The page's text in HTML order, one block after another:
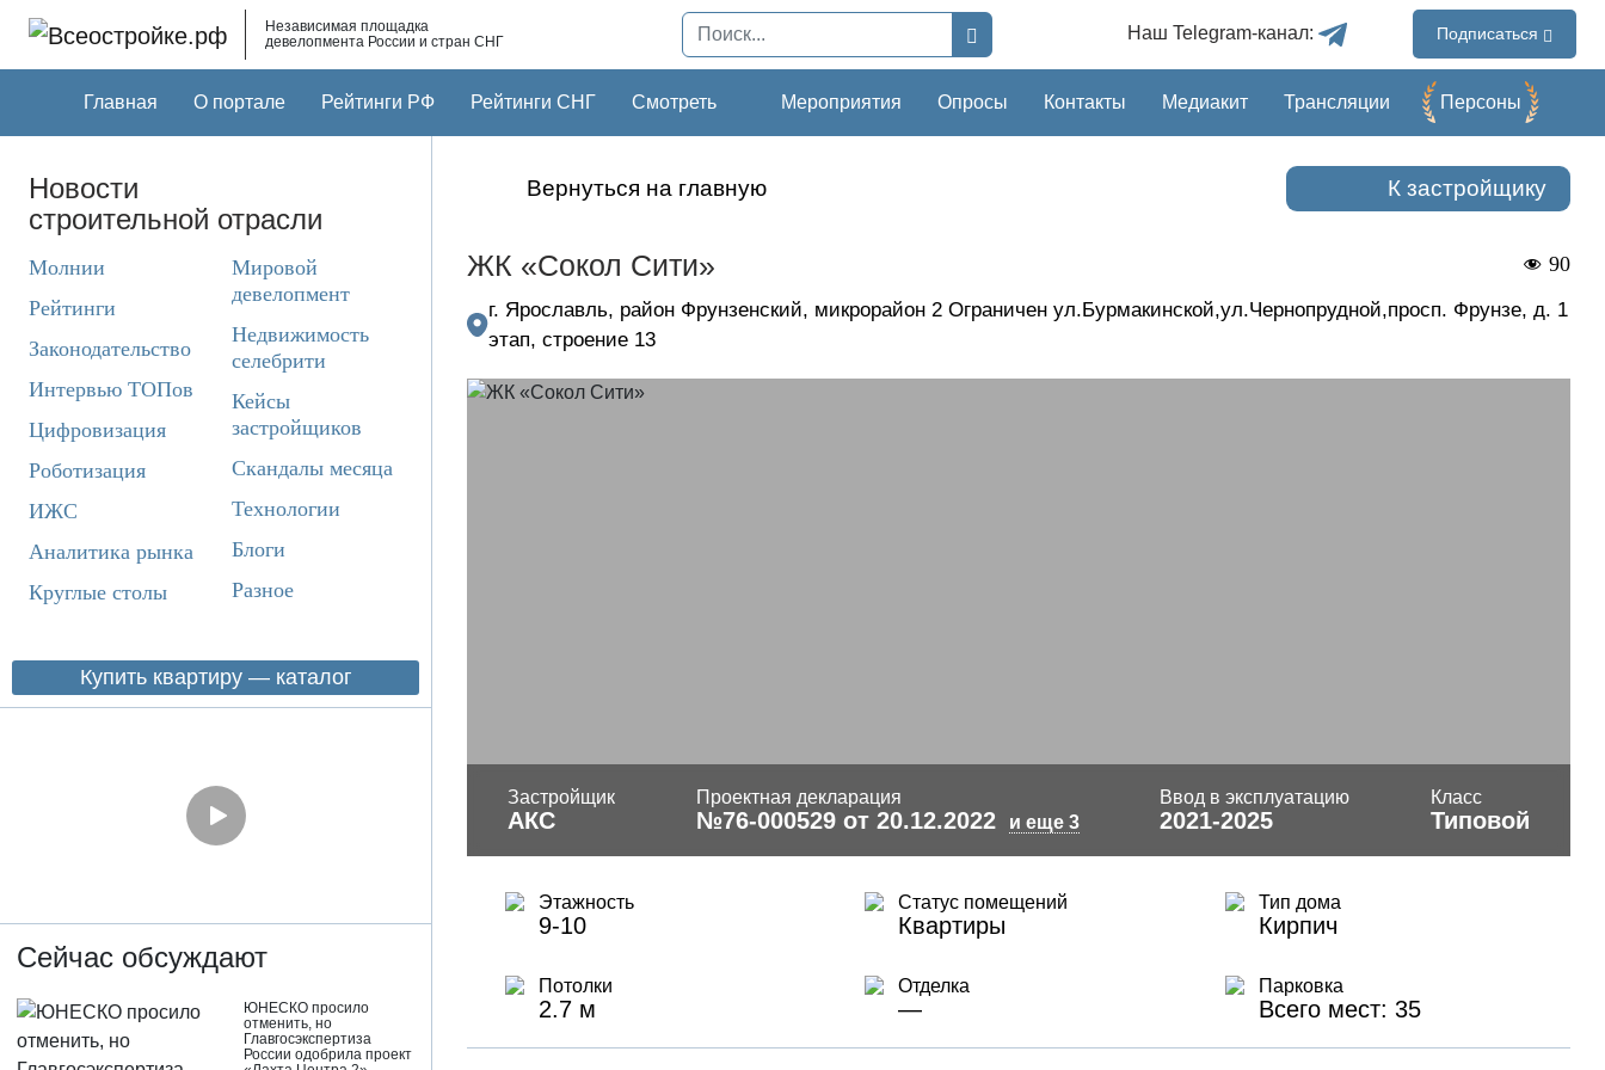
Независимая площадка
девелопмента России и стран СНГ
Наш Telegram-канал: Подписаться
Главная О портале Рейтинги РФ Рейтинги СНГ Смотреть Мероприятия Опросы Контакты Медиакит Трансляции Перcоны
Новости
строительной отрасли
Молнии
Рейтинги
Законодательство
Интервью ТОПов
Цифровизация
Роботизация
ИЖС
Аналитика рынка
Круглые столы
Мировой
девелопмент
Недвижимость
селебрити
Кейсы
застройщиков
Скандалы месяца
Технологии
Блоги
Разное
Купить квартиру — каталог
Сейчас обсуждают
ЮНЕСКО просило
отменить, но
Главгосэкспертиза
России одобрила проект
Вернуться на главную К застройщику
ЖК «Сокол Сити» 90
г. Ярославль, район Фрунзенский, микрорайон 2 Ограничен ул.Бурмакинской,ул.Чернопрудной,просп. Фрунзе, д. 1
этап, строение 13
Застройщик
АКС
Проектная декларация
№76-000529 от 20.12.2022 и еще 3
Ввод в эксплуатацию
2021-2025
Класс
Типовой
Этажность
9-10
Статус помещений
Квартиры
Тип дома
Кирпич
Потолки
2.7 м
Отделка
—
Парковка
Всего мест: 35